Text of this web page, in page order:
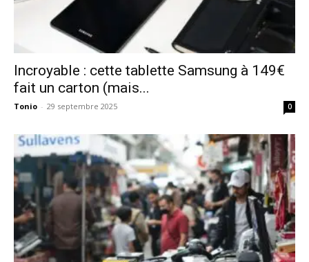
Incroyable : cette tablette Samsung à 149€
fait un carton (mais...
Tonio - 29 septembre 2025 0